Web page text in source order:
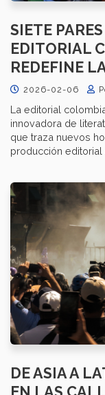
SIETE
EDITORIAL
REDEFINE
2026-02-06
La editorial
innovadora de
que traza nuevos
producción editorial
DE ASIA A